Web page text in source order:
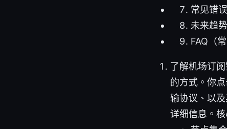
常见错
未来趋
FAQ（
了解机场订
的方式。你
输协议、以
详细信息。核